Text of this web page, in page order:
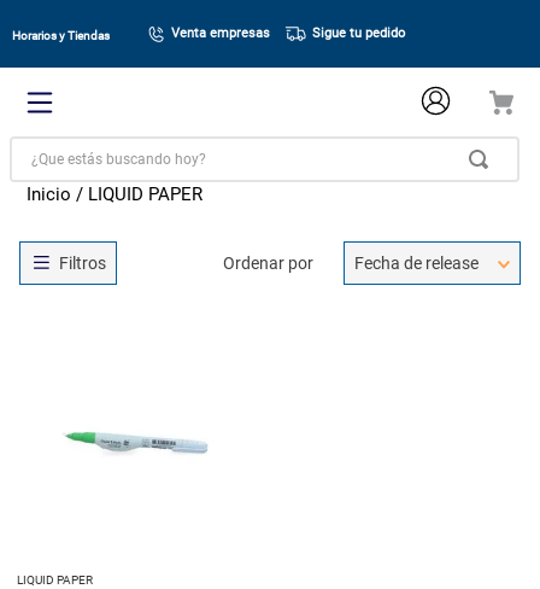
Horarios y Tiendas Venta empresas Sigue tu pedido
¿Que estás buscando hoy?
LIQUID PAPER
Ordenar por Fecha de release
LIQUID PAPER